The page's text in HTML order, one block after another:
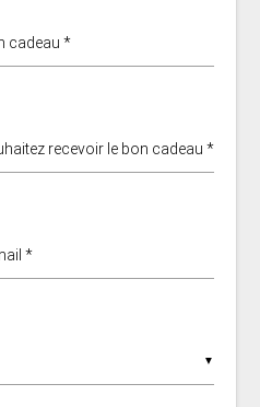
cadeau *
recevoir le bon cadeau *
*
▼